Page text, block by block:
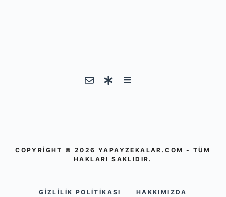
COPYRIGHT © 2026 YAPAYZEKALAR.COM - TÜM
HAKLARI SAKLIDIR.
GIZLILIK POLITIKASI HAKKIMIZDA